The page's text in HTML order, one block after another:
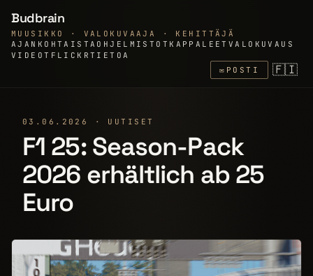
Budbrain
MUUSIKKO · VALOKUVAAJA · KEHITTÄJÄ
AJANKOHTAISTA OHJELMISTOT KAPPALEET VALOKUVAUS
VIDEOT FLICKRTIETOA
✉ POSTI 🇫🇮
03.06.2026 · UUTISET
F1 25: Season-Pack
2026 erhältlich ab 25
Euro